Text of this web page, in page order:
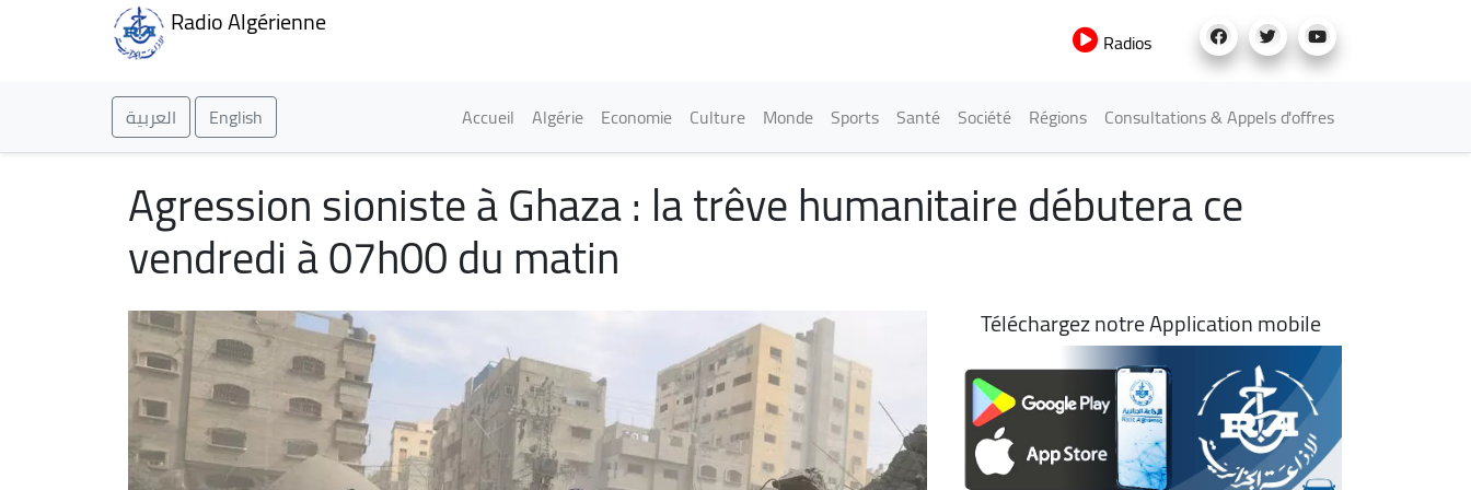
Radio Algérienne
Radios
العربية English Main navigation
Accueil Algérie Economie Culture Monde Sports Santé Société Régions Consultations & Appels d'offres
Agression sioniste à Ghaza : la trêve humanitaire débutera ce
vendredi à 07h00 du matin
Téléchargez notre Application mobile